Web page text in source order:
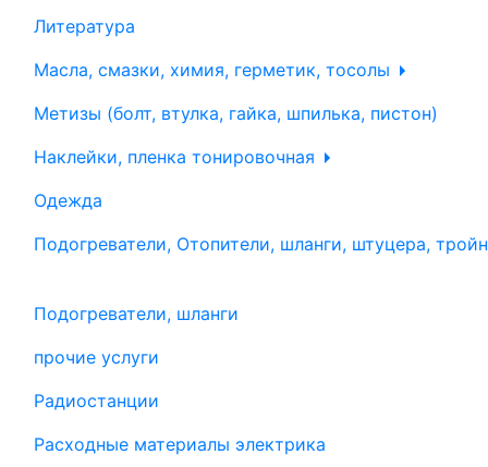
Литература
Масла, смазки, химия, герметик, тосолы
Метизы (болт, втулка, гайка, шпилька, пистон)
Наклейки, пленка тонировочная
Одежда
Подогреватели, Отопители, шланги, штуцера,
Подогреватели, шланги
прочие услуги
Радиостанции
Расходные материалы электрика